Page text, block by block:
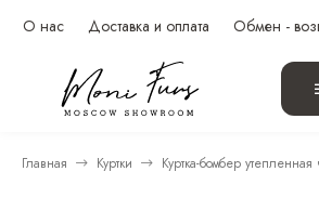
О нас Доставка и оплата Обмен -
Главная Куртки Куртка-бомбер